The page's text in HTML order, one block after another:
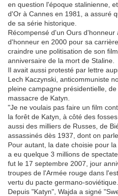
en question l'époque stalinienne,
d'Or à Cannes en 1981, a assuré
de sa série historique.
Récompensé d'un Ours
d'honneur en 2000 pour sa
craindre une politisation de son
anniversaire de la mort de Staline.
Il avait aussi protesté par lettre
Lech Kaczynski, anticommuniste
pleine campagne présidentielle,
massacre de Katyn.
"Je ne voulais pas faire un film
la forêt de Katyn, à côté des
aussi des milliers de Russes, de
assassinés dès 1937, dont on
Pour autant, la date choisie pour
a eu quelque 3 millions de
fut le 17 septembre 2007, jour
troupes de l'Armée rouge dans
vertu du pacte germano-soviétique.
Depuis "Katyn", Wajda a signé